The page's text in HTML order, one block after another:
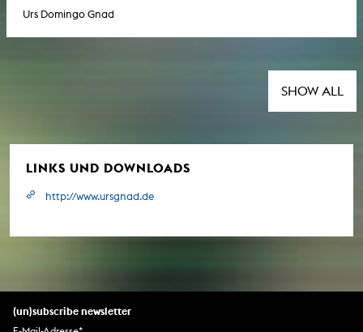
Urs Domingo Gnad
SHOW ALL
LINKS UND DOWNLOADS
http://www.ursgnad.de
(un)subscribe newsletter